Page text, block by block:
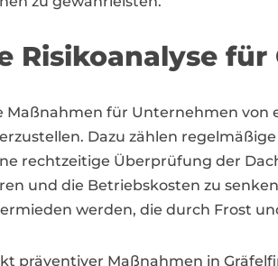
Risikoanalyse
Maßnahmen für Unternehmen
Dazu zählen
rechtzeitige Überprüfung der
und die Betriebskosten zu
werden, die durch Frost
präventiver Maßnahmen in